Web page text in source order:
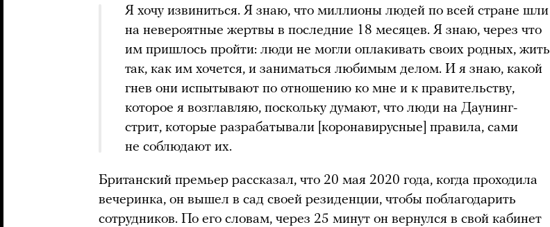
Я хочу извиниться. Я знаю, что миллионы людей по всей стране шли
на невероятные жертвы в последние 18 месяцев. Я знаю, через что
им пришлось пройти: люди не могли оплакивать своих родных, жить
так, как им хочется, и заниматься любимым делом. И я знаю, какой
гнев они испытывают по отношению ко мне и к правительству,
которое я возглавляю, поскольку думают, что люди на Даунинг-
стрит, которые разрабатывали [коронавирусные] правила, сами
не соблюдают их.
Британский премьер рассказал, что 20 мая 2020 года, когда проходила
вечеринка, он вышел в сад своей резиденции, чтобы поблагодарить
сотрудников. По его словам, через 25 минут он вернулся в свой кабинет